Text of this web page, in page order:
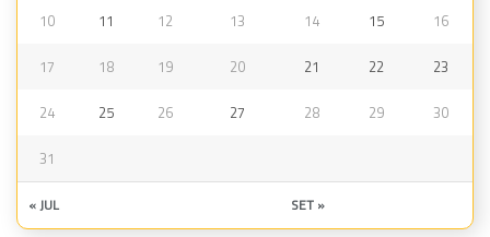
10 11 12 13 14 15 16
17 18 19 20 21 22 23
24 25 26 27 28 29 30
31
« JUL SET »